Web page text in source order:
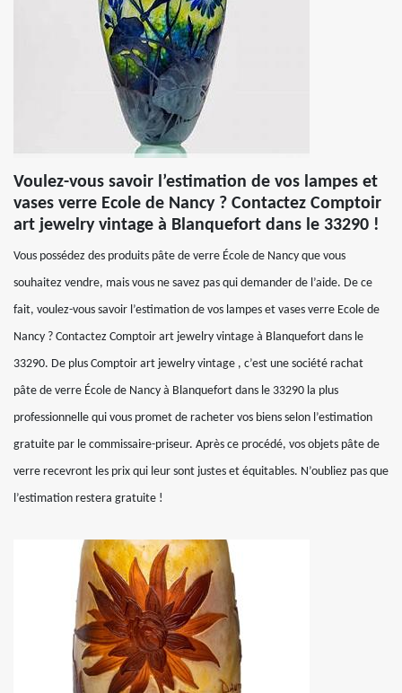
Voulez-vous savoir l’estimation de vos lampes et
vases verre Ecole de Nancy ? Contactez Comptoir
art jewelry vintage à Blanquefort dans le 33290 !
Vous possédez des produits pâte de verre École de Nancy que vous
souhaitez vendre, mais vous ne savez pas qui demander de l’aide. De ce
fait, voulez-vous savoir l’estimation de vos lampes et vases verre Ecole de
Nancy ? Contactez Comptoir art jewelry vintage à Blanquefort dans le
33290. De plus Comptoir art jewelry vintage , c’est une société rachat
pâte de verre École de Nancy à Blanquefort dans le 33290 la plus
professionnelle qui vous promet de racheter vos biens selon l’estimation
gratuite par le commissaire-priseur. Après ce procédé, vos objets pâte de
verre recevront les prix qui leur sont justes et équitables. N’oubliez pas que
l’estimation restera gratuite !